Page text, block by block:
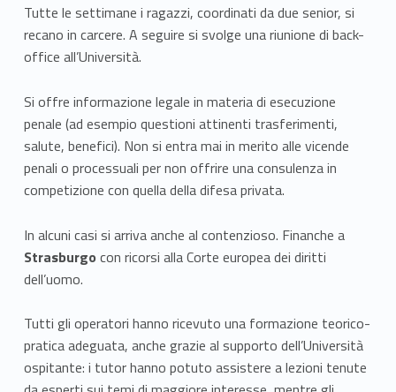
Tutte le settimane i ragazzi, coordinati da due senior, si
recano in carcere. A seguire si svolge una riunione di back-
office all’Università.
Si offre informazione legale in materia di esecuzione
penale (ad esempio questioni attinenti trasferimenti,
salute, benefici). Non si entra mai in merito alle vicende
penali o processuali per non offrire una consulenza in
competizione con quella della difesa privata.
In alcuni casi si arriva anche al contenzioso. Finanche a
Strasburgo con ricorsi alla Corte europea dei diritti
dell’uomo.
Tutti gli operatori hanno ricevuto una formazione teorico-
pratica adeguata, anche grazie al supporto dell’Università
ospitante: i tutor hanno potuto assistere a lezioni tenute